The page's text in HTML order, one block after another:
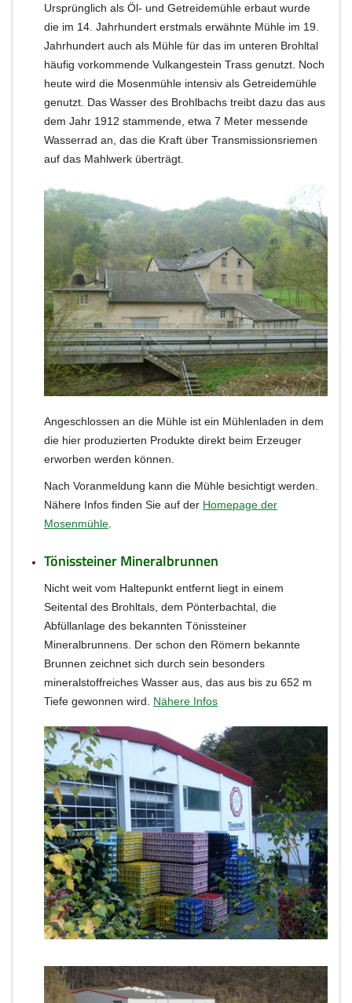
Ursprünglich als Öl- und Getreidemühle erbaut wurde
die im 14. Jahrhundert erstmals erwähnte Mühle im 19.
Jahrhundert auch als Mühle für das im unteren Brohltal
häufig vorkommende Vulkangestein Trass genutzt. Noch
heute wird die Mosenmühle intensiv als Getreidemühle
genutzt. Das Wasser des Brohlbachs treibt dazu das aus
dem Jahr 1912 stammende, etwa 7 Meter messende
Wasserrad an, das die Kraft über Transmissionsriemen
auf das Mahlwerk überträgt.
Angeschlossen an die Mühle ist ein Mühlenladen in dem
die hier produzierten Produkte direkt beim Erzeuger
erworben werden können.
Nach Voranmeldung kann die Mühle besichtigt werden.
Nähere Infos finden Sie auf der Homepage der
Mosenmühle.
Tönissteiner Mineralbrunnen
Nicht weit vom Haltepunkt entfernt liegt in einem
Seitental des Brohltals, dem Pönterbachtal, die
Abfüllanlage des bekannten Tönissteiner
Mineralbrunnens. Der schon den Römern bekannte
Brunnen zeichnet sich durch sein besonders
mineralstoffreiches Wasser aus, das aus bis zu 652 m
Tiefe gewonnen wird. Nähere Infos